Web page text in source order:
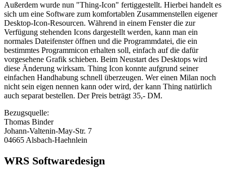
Außerdem wurde nun "Thing-Icon" fertiggestellt. Hierbei handelt es
sich um eine Software zum komfortablen Zusammenstellen eigener
Desktop-Icon-Resourcen. Während in einem Fenster die zur
Verfügung stehenden Icons dargestellt werden, kann man ein
normales Dateifenster öffnen und die Programmdatei, die ein
bestimmtes Programmicon erhalten soll, einfach auf die dafür
vorgesehene Grafik schieben. Beim Neustart des Desktops wird
diese Änderung wirksam. Thing Icon konnte aufgrund seiner
einfachen Handhabung schnell überzeugen. Wer einen Milan noch
nicht sein eigen nennen kann oder wird, der kann Thing natürlich
auch separat bestellen. Der Preis beträgt 35,- DM.
Bezugsquelle:
Thomas Binder
Johann-Valtenin-May-Str. 7
04665 Alsbach-Haehnlein
WRS Softwaredesign